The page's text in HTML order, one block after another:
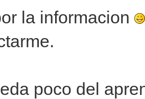
la informacion
poco del